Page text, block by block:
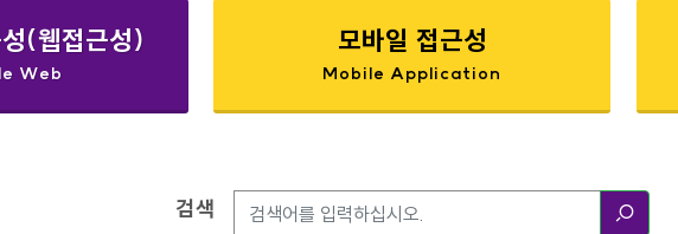
(웹접근성)
Web
모바일 접근성
Mobile Application
검색